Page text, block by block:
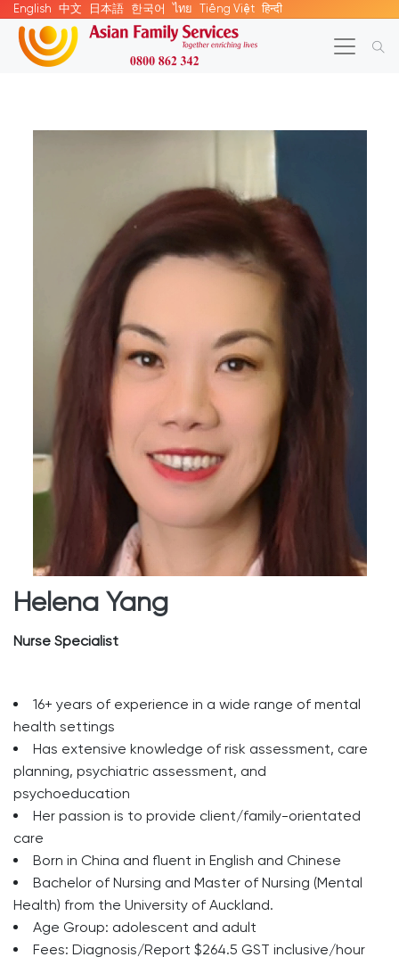
English 中文 日本語 한국어 ไทย Tiếng Việt हिन्दी
Helena Yang
Nurse Specialist
16+ years of experience in a wide range of mental
health settings
Has extensive knowledge of risk assessment, care
planning, psychiatric assessment, and
psychoeducation
Her passion is to provide client/family-orientated
care
Born in China and fluent in English and Chinese
Bachelor of Nursing and Master of Nursing (Mental
Health) from the University of Auckland.
Age Group: adolescent and adult
Fees: Diagnosis/Report $264.5 GST inclusive/hour